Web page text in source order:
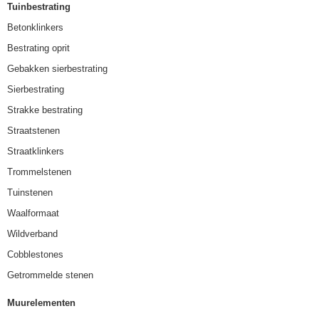
Tuinbestrating
Betonklinkers
Bestrating oprit
Gebakken sierbestrating
Sierbestrating
Strakke bestrating
Straatstenen
Straatklinkers
Trommelstenen
Tuinstenen
Waalformaat
Wildverband
Cobblestones
Getrommelde stenen
Muurelementen